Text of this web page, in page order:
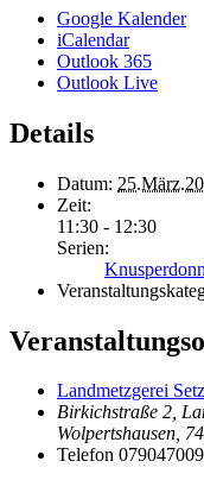
Google Kalender
iCalendar
Outlook 365
Outlook Live
Details
Datum:
Zeit:
11:30 - 12:30
Serien:
Landmetzgerei
Birkichstraße 2,
Wolpertshausen,
Telefon